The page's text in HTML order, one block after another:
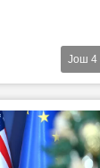
Још 4